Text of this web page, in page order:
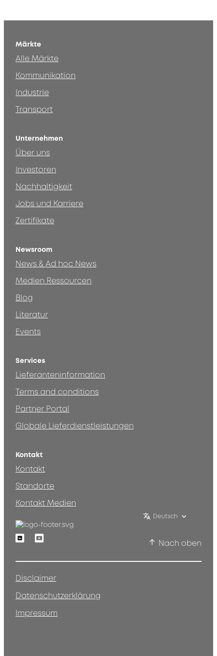
Märkte
Alle Märkte
Kommunikation
Industrie
Transport
Unternehmen
Über uns
Investoren
Nachhaltigkeit
Jobs und Karriere
Zertifikate
Newsroom
News & Ad hoc News
Medien Ressourcen
Blog
Literatur
Events
Services
Lieferanteninformation
Terms and conditions
Partner Portal
Globale Lieferdienstleistungen
Kontakt
Kontakt
Standorte
Kontakt Medien
Deutsch
LinkedinYoutube
Nach oben
Disclaimer
Datenschutzerklärung
Impressum